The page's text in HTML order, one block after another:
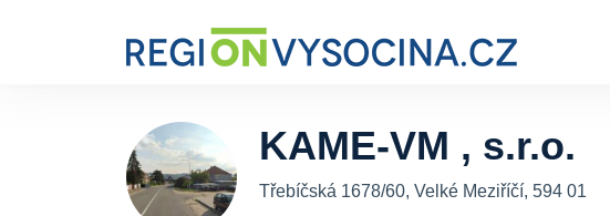
KAME-VM , s.r.o.
Třebíčská 1678/60, Velké Meziříčí, 594 01